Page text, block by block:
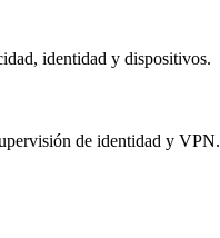
identidad y dispositivos.
de identidad y VPN.